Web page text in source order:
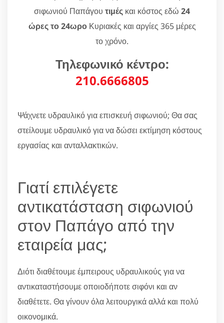
σιφωνιού Παπάγου τιμές και κόστος εδώ 24
ώρες το 24ωροΚυριακές και αργίες 365 μέρες
το χρόνο.
Τηλεφωνικό κέντρο:
210.6666805
Ψάχνετε υδραυλικό για επισκευή σιφωνιού; Θα σας
στείλουμε υδραυλικό για να δώσει εκτίμηση κόστους
εργασίας και ανταλλακτικών.
Γιατί επιλέγετε
αντικατάσταση σιφωνιού
στον Παπάγο από την
εταιρεία μας;
Διότι διαθέτουμε έμπειρους υδραυλικούς για να
αντικαταστήσουμε οποιοδήποτε σιφόνι και αν
διαθέτετε. Θα γίνουν όλα λειτουργικά αλλά και πολύ
οικονομικά.